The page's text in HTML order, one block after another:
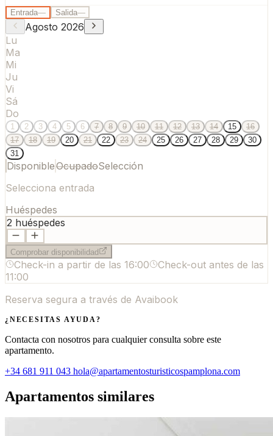
Entrada— Salida—
Agosto 2026
Lu
Ma
Mi
Ju
Vi
Sá
Do
1 2 3 4 5 6 7 8 9 10 11 12 13 14 15
16
17
18 19 20 21 22 23 24 25 26 27 28 29
30
31
DisponibleOcupadoSelección
Selecciona entrada
Huéspedes
2 huéspedes
Comprobar disponibilidad
Check-in a partir de las 16:00
Check-out antes de las
11:00
Reserva segura a través de Avaibook
¿NECESITAS AYUDA?
Contacta con nosotros para cualquier consulta sobre este
apartamento.
+34 681 911 043 hola@apartamentosturisticospamplona.com
Apartamentos similares